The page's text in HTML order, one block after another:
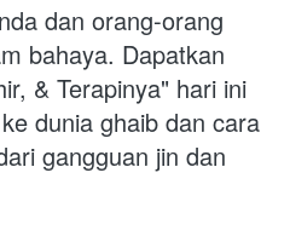
dan orang-orang
bahaya. Dapatkan
& Terapinya" hari ini
dunia ghaib dan cara
gangguan jin dan